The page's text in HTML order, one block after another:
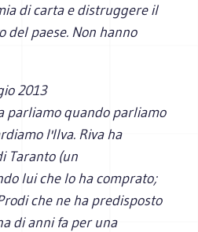
di carta e distruggere il
paese. Non hanno
2013
parliamo quando parliamo
l'Ilva. Riva ha
Taranto (un
lui che lo ha comprato;
che ne ha predisposto
di anni fa per una